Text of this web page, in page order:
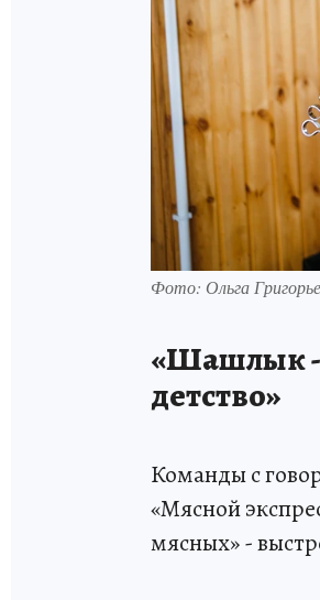
Фото: Ольга
«Шашлык -
детство»
Команды с
«Мясной
мясных» -